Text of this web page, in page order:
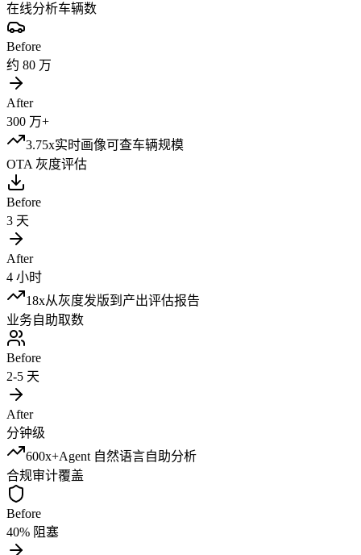
在线分析车辆数
Before
约 80 万
After
300 万+
3.75x实时画像可查车辆规模
OTA 灰度评估
Before
3 天
After
4 小时
18x从灰度发版到产出评估报告
业务自助取数
Before
2-5 天
After
分钟级
600x+Agent 自然语言自助分析
合规审计覆盖
Before
40% 阻塞